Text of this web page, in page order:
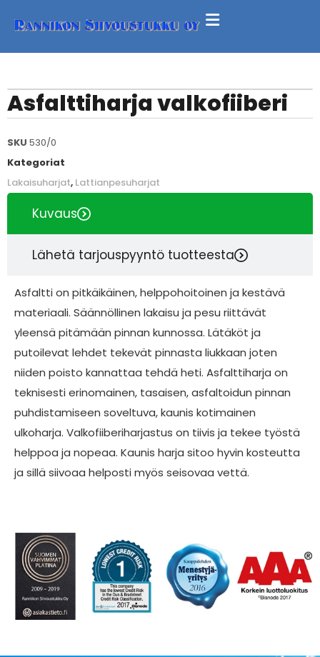
Asfalttiharja valkofiiberi
SKU 530/0
Kategoriat
Lakaisuharjat, Lattianpesuharjat
Kuvaus
Lähetä tarjouspyyntö tuotteesta
Asfaltti on pitkäikäinen, helppohoitoinen ja kestävä
materiaali. Säännöllinen lakaisu ja pesu riittävät
yleensä pitämään pinnan kunnossa. Lätäköt ja
putoilevat lehdet tekevät pinnasta liukkaan joten
niiden poisto kannattaa tehdä heti. Asfalttiharja on
teknisesti erinomainen, tasaisen, asfaltoidun pinnan
puhdistamiseen soveltuva, kaunis kotimainen
ulkoharja. Valkofiiberiharjastus on tiivis ja tekee työstä
helppoa ja nopeaa. Kaunis harja sitoo hyvin kosteutta
ja sillä siivoaa helposti myös seisovaa vettä.